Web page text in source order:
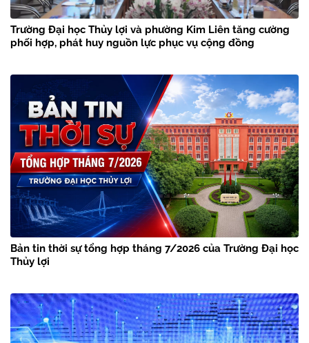
Trường Đại học Thủy lợi và phường Kim Liên tăng cường
phối hợp, phát huy nguồn lực phục vụ cộng đồng
Bản tin thời sự tổng hợp tháng 7/2026 của Trường Đại học
Thủy lợi